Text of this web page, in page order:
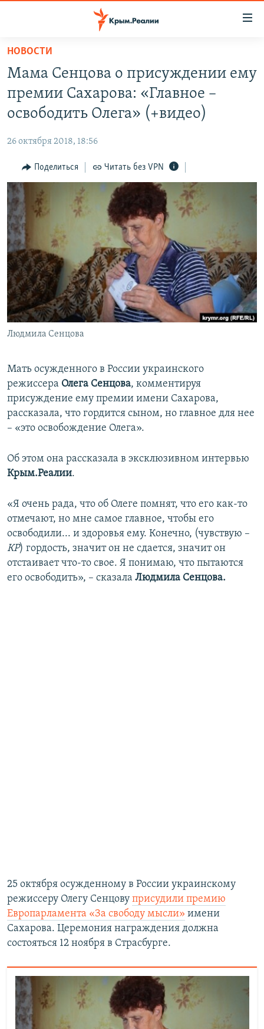
Вернуться
основному
содержанию
Вернутся
главной
навигации
Вернутся
поиску
ГРУЗ 200
11 ЛЕТ ОККУПАЦИИ КРЫМА. 11 ИСТОРИЙ СОПРОТИВЛЕНИЯ
ВОДА
ЕЩЕ
ИНТЕРАКТИВ
ИНФОГРАФИКА
ТЕЛЕПРОЕКТ КРЫМ.РЕАЛИИ
СОВЕТЫ ПРАВОЗАЩИТНИКОВ
ПРОПАВШИЕ БЕЗ ВЕСТИ
ПОБЕДИТЕЛЕЙ НЕ СУДЯТ?
КРЫМ.НЕПОКОРЕННЫЙ
ELIFBE
УКРАИНСКАЯ ПРОБЛЕМА КРЫМА
РАДІО СВОБОДА
КАК ОБОЙТИ БЛОКИРОВКУ
Українською
Qırımtatar
ПРИСОЕДИНЯЙТЕСЬ!
НОВОСТИ
Мама Сенцова о присуждении ему
премии Сахарова: «Главное –
освободить Олега» (+видео)
26 октября 2018, 18:56
Поделиться Читать без VPN
Людмила Сенцова
Мать осужденного в России украинского
режиссера Олега Сенцова, комментируя
присуждение ему премии имени Сахарова,
рассказала, что гордится сыном, но главное для нее
– «это освобождение Олега».
Об этом она рассказала в эксклюзивном интервью
Крым.Реалии.
«Я очень рада, что об Олеге помнят, что его как-то
отмечают, но мне самое главное, чтобы его
освободили... и здоровья ему. Конечно, (чувствую –
КР) гордость, значит он не сдается, значит он
отстаивает что-то свое. Я понимаю, что пытаются
его освободить», – сказала Людмила Сенцова.
​25 октября осужденному в России украинскому
режиссеру Олегу Сенцову присудили премию
Европарламента «За свободу мысли» имени
Сахарова. Церемония награждения должна
состояться 12 ноября в Страсбурге.